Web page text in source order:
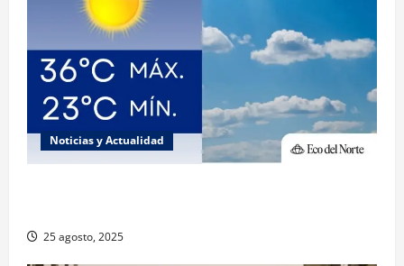
Noticias y Actualidad
25 agosto, 2025